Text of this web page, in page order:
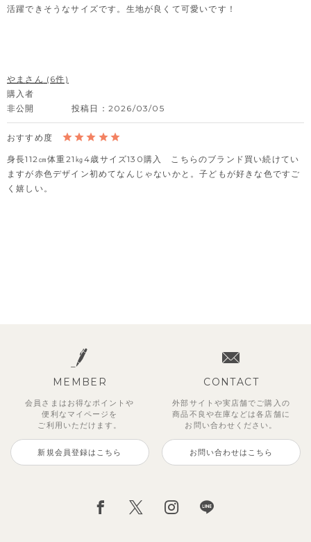
活躍できそうなサイズです。生地が良くて可愛いです！
やま
6
購入者
非公開
投稿日 2026/03/05
身長112㎝体重21㎏4歳サイズ130購入　こちらのブランド買い続けてい
ますが赤色デザイン初めてなんじゃないかと。子どもが好きな色ですご
く嬉しい。
MEMBER
会員さまはお得なポイントや
便利な マイページを
ご利用いただけます。
新規会員登録はこちら
CONTACT
外部サイトや実店舗でご購入の
商品不良や在庫などは各店舗に
お問い合わせください。
お問い合わせはこちら